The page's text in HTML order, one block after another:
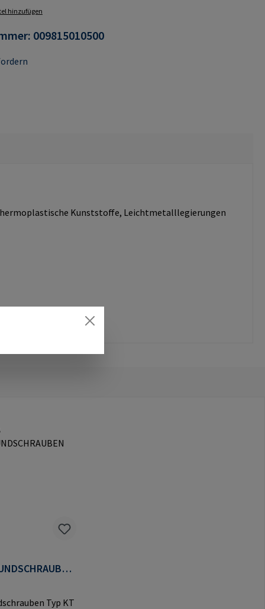
hinzufügen
009815010500
Kunststoffe, Leichtmetalllegierungen
Typ KT